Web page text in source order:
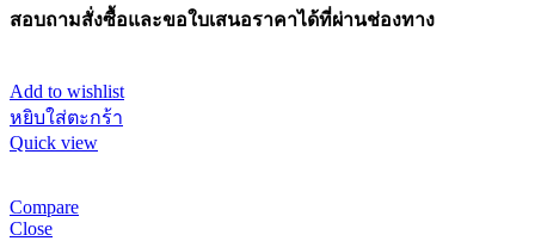
สอบถามสั่งซื้อและขอใบเสนอราคาได้ที่ผ่านช่องทาง
Add to wishlist
หยิบใส่ตะกร้า
Quick view
Compare
Close